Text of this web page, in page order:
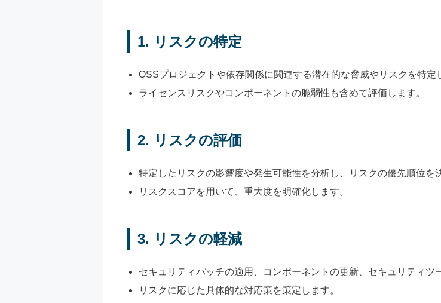
1. リスクの特定
OSSプロジェクトや依存関係に関連する潜在的な脅威やリスクを特定
ライセンスリスクやコンポーネントの脆弱性も含めて評価します。
2. リスクの評価
特定したリスクの影響度や発生可能性を分析し、リスクの優先順位を
リスクスコアを用いて、重大度を明確化します。
3. リスクの軽減
セキュリティパッチの適用、コンポーネントの更新、セキュリティツ
リスクに応じた具体的な対応策を策定します。